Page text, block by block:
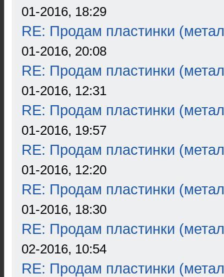
01-2016, 18:29
RE: Продам пластинки
01-2016, 20:08
RE: Продам пластинки
01-2016, 12:31
RE: Продам пластинки
01-2016, 19:57
RE: Продам пластинки
01-2016, 12:20
RE: Продам пластинки
01-2016, 18:30
RE: Продам пластинки
02-2016, 10:54
RE: Продам пластинки